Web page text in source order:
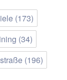
(173)
(34)
(196)